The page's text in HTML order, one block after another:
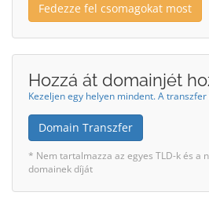
Fedezze fel csomagokat most
Hozzá át domainjét
Kezeljen egy helyen mindent. A
Domain Transzfer
* Nem tartalmazza az egyes TLD-k és a
domainek díját